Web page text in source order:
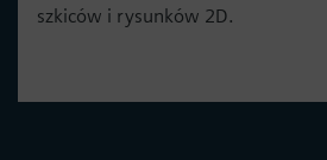
szkiców i rysunków 2D.